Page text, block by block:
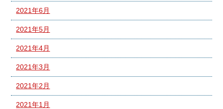
2021年6月
2021年5月
2021年4月
2021年3月
2021年2月
2021年1月